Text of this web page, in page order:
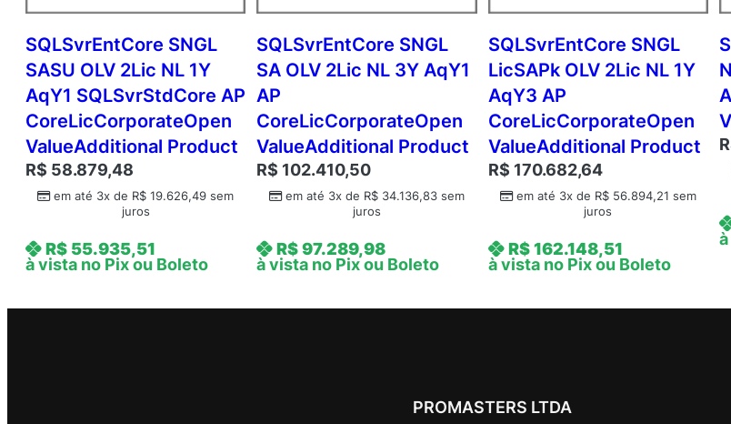
m
c
A
P
D
v
c
C
A
c
O
SQLSvrEntCore SNGL
SASU OLV 2Lic NL 1Y
AqY1 SQLSvrStdCore AP
CoreLicCorporateOpen
ValueAdditional Product
R$ 58.879,48
em até 3x de R$ 19.626,49 sem
juros
R$ 55.935,51
à vista no Pix ou Boleto
SQLSvrEntCore SNGL
SA OLV 2Lic NL 3Y AqY1
AP
CoreLicCorporateOpen
ValueAdditional Product
R$ 102.410,50
em até 3x de R$ 34.136,83 sem
juros
R$97.289,98
à vista no Pix ou Boleto
SQLSvrEntCore SNGL
LicSAPk OLV 2Lic NL 1Y
AqY3 AP
CoreLicCorporateOpen
ValueAdditional Product
R$ 170.682,64
em até 3x de R$56.894,21 sem
juros
R$162.148,51
à vista no Pix ou Boleto
PROMASTERS LTDA